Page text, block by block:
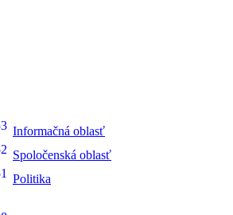
Informačná oblasť
Spoločenská oblasť
Politika